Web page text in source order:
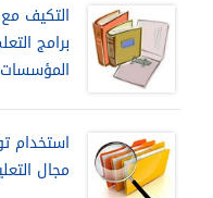
التكيف
برامج
المؤسسات
استخدام
مجال